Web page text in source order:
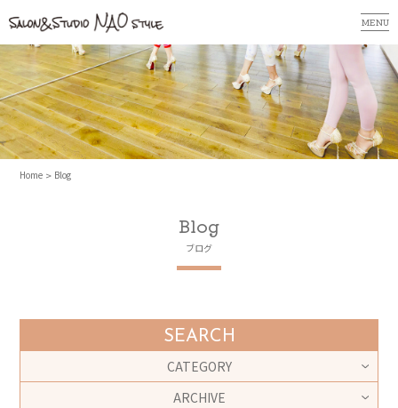
MENU
Home Blog
Blog
ブログ
SEARCH
CATEGORY
ARCHIVE